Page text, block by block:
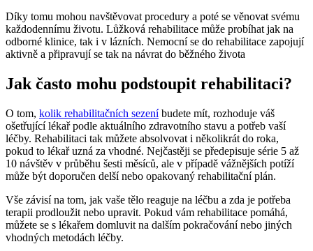
Díky tomu mohou navštěvovat procedury a poté se věnovat svému
každodennímu životu. Lůžková rehabilitace může probíhat jak na
odborné klinice, tak i v lázních. Nemocní se do rehabilitace zapojují
aktivně a připravují se tak na návrat do běžného života
Jak často mohu podstoupit rehabilitaci?
O tom, kolik rehabilitačních sezeníbudete mít, rozhoduje váš
ošetřující lékař podle aktuálního zdravotního stavu a potřeb vaší
léčby. Rehabilitaci tak můžete absolvovat i několikrát do roka,
pokud to lékař uzná za vhodné. Nejčastěji se předepisuje série 5 až
10 návštěv v průběhu šesti měsíců, ale v případě vážnějších potíží
může být doporučen delší nebo opakovaný rehabilitační plán.
Vše závisí na tom, jak vaše tělo reaguje na léčbu a zda je potřeba
terapii prodloužit nebo upravit. Pokud vám rehabilitace pomáhá,
můžete se s lékařem domluvit na dalším pokračování nebo jiných
vhodných metodách léčby.